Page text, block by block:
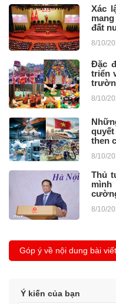
Xác
đất
8/10/
Đặc
triển
8/10/
then
8/10/
Thủ
8/10/
Góp ý về nội dung bài viết
Ý kiến của bạn